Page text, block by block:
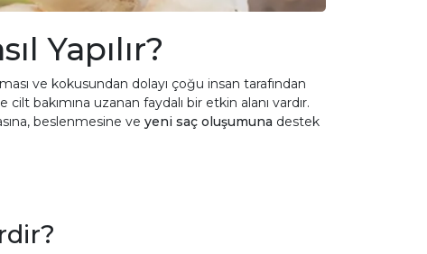
Yapılır?
ve kokusundan dolayı çoğu insan tarafından
bakımına uzanan faydalı bir etkin alanı vardır.
beslenmesine ve yeni saç oluşumuna destek